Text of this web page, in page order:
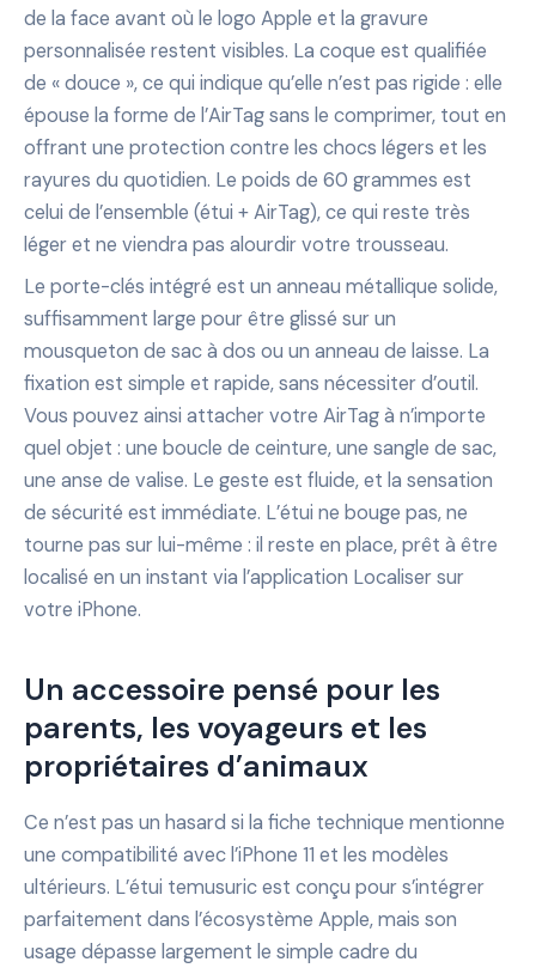
de la face avant où le logo Apple et la gravure
personnalisée restent visibles. La coque est qualifiée
de « douce », ce qui indique qu’elle n’est pas rigide : elle
épouse la forme de l’AirTag sans le comprimer, tout en
offrant une protection contre les chocs légers et les
rayures du quotidien. Le poids de 60 grammes est
celui de l’ensemble (étui + AirTag), ce qui reste très
léger et ne viendra pas alourdir votre trousseau.
Le porte-clés intégré est un anneau métallique solide,
suffisamment large pour être glissé sur un
mousqueton de sac à dos ou un anneau de laisse. La
fixation est simple et rapide, sans nécessiter d’outil.
Vous pouvez ainsi attacher votre AirTag à n’importe
quel objet : une boucle de ceinture, une sangle de sac,
une anse de valise. Le geste est fluide, et la sensation
de sécurité est immédiate. L’étui ne bouge pas, ne
tourne pas sur lui-même : il reste en place, prêt à être
localisé en un instant via l’application Localiser sur
votre iPhone.
Un accessoire pensé pour les
parents, les voyageurs et les
propriétaires d’animaux
Ce n’est pas un hasard si la fiche technique mentionne
une compatibilité avec l’iPhone 11 et les modèles
ultérieurs. L’étui temusuric est conçu pour s’intégrer
parfaitement dans l’écosystème Apple, mais son
usage dépasse largement le simple cadre du